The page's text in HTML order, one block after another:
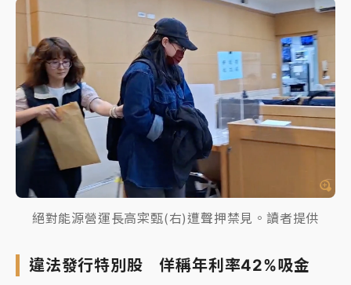
絕對能源營運長高寀甄(右)遭聲押禁見。讀者提供
違法發行特別股 佯稱年利率42%吸金